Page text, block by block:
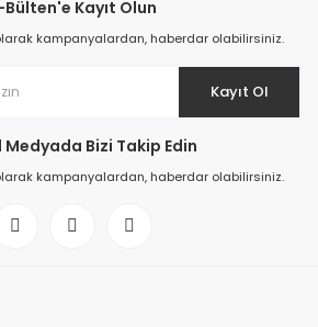
Bülten'e Kayıt Olun
kampanyalardan, haberdar olabilirsiniz.
Kayıt Ol
Medyada Bizi Takip Edin
kampanyalardan, haberdar olabilirsiniz.